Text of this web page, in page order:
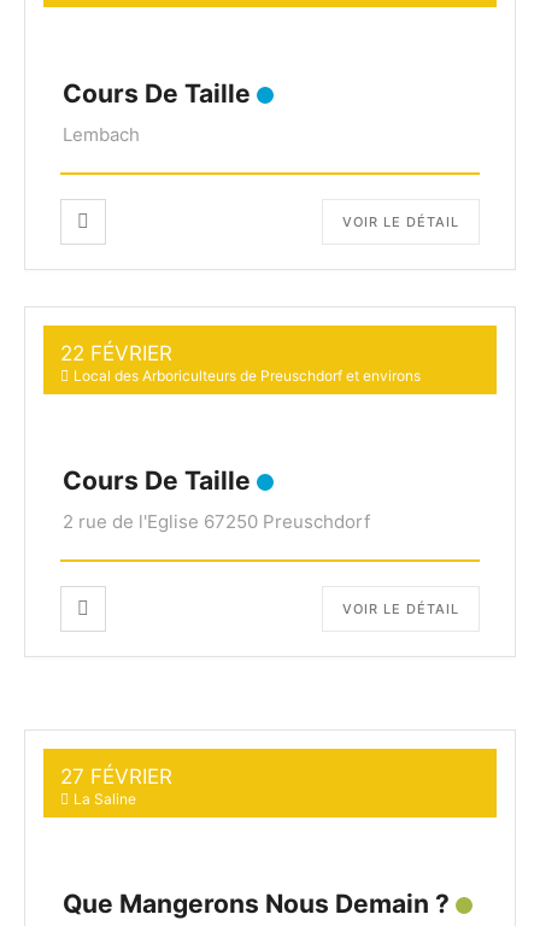
Cours De Taille
Lembach
VOIR LE DÉTAIL
22 FÉVRIER
Local des Arboriculteurs de Preuschdorf et environs
Cours De Taille
2 rue de l'Eglise 67250 Preuschdorf
VOIR LE DÉTAIL
27 FÉVRIER
La Saline
Que Mangerons Nous Demain ?